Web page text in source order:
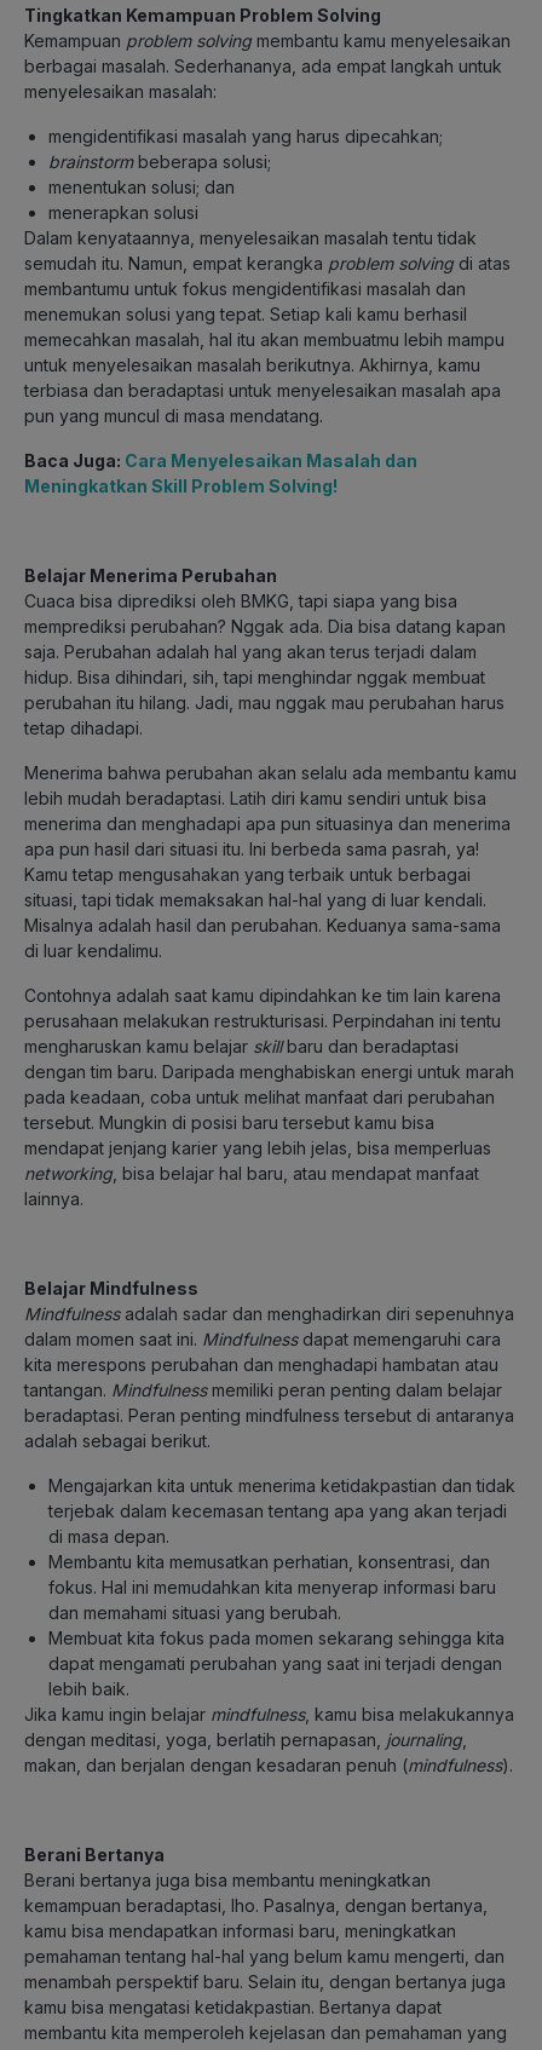
Tingkatkan Kemampuan Problem Solving
Kemampuan problem solving membantu kamu menyelesaikan
berbagai masalah. Sederhananya, ada empat langkah untuk
menyelesaikan masalah:
mengidentifikasi masalah yang harus dipecahkan;
brainstormbeberapa solusi;
menentukan solusi; dan
menerapkan solusi
Dalam kenyataannya, menyelesaikan masalah tentu tidak
semudah itu. Namun, empat kerangka problem solving di atas
membantumu untuk fokus mengidentifikasi masalah dan
menemukan solusi yang tepat. Setiap kali kamu berhasil
memecahkan masalah, hal itu akan membuatmu lebih mampu
untuk menyelesaikan masalah berikutnya. Akhirnya, kamu
terbiasa dan beradaptasi untuk menyelesaikan masalah apa
pun yang muncul di masa mendatang.
Baca Juga: Cara Menyelesaikan Masalah dan
Meningkatkan Skill Problem Solving!
Belajar Menerima Perubahan
Cuaca bisa diprediksi oleh BMKG, tapi siapa yang bisa
memprediksi perubahan? Nggak ada. Dia bisa datang kapan
saja. Perubahan adalah hal yang akan terus terjadi dalam
hidup. Bisa dihindari, sih, tapi menghindar nggak membuat
perubahan itu hilang. Jadi, mau nggak mau perubahan harus
tetap dihadapi.
Menerima bahwa perubahan akan selalu ada membantu kamu
lebih mudah beradaptasi. Latih diri kamu sendiri untuk bisa
menerima dan menghadapi apa pun situasinya dan menerima
apa pun hasil dari situasi itu. Ini berbeda sama pasrah, ya!
Kamu tetap mengusahakan yang terbaik untuk berbagai
situasi, tapi tidak memaksakan hal-hal yang di luar kendali.
Misalnya adalah hasil dan perubahan. Keduanya sama-sama
di luar kendalimu.
Contohnya adalah saat kamu dipindahkan ke tim lain karena
perusahaan melakukan restrukturisasi. Perpindahan ini tentu
mengharuskan kamu belajar skillbaru dan beradaptasi
dengan tim baru. Daripada menghabiskan energi untuk marah
pada keadaan, coba untuk melihat manfaat dari perubahan
tersebut. Mungkin di posisi baru tersebut kamu bisa
mendapat jenjang karier yang lebih jelas, bisa memperluas
networking , bisa belajar hal baru, atau mendapat manfaat
lainnya.
Belajar Mindfulness
Mindfulnessadalah sadar dan menghadirkan diri sepenuhnya
dalam momen saat ini. Mindfulnessdapat memengaruhi cara
kita merespons perubahan dan menghadapi hambatan atau
tantangan. Mindfulnessmemiliki peran penting dalam belajar
beradaptasi. Peran penting mindfulness tersebut di antaranya
adalah sebagai berikut.
Mengajarkan kita untuk menerima ketidakpastian dan tidak
terjebak dalam kecemasan tentang apa yang akan terjadi
di masa depan.
Membantu kita memusatkan perhatian, konsentrasi, dan
fokus. Hal ini memudahkan kita menyerap informasi baru
dan memahami situasi yang berubah.
Membuat kita fokus pada momen sekarang sehingga kita
dapat mengamati perubahan yang saat ini terjadi dengan
lebih baik.
Jika kamu ingin belajar mindfulness, kamu bisa melakukannya
dengan meditasi, yoga, berlatih pernapasan, journaling
makan, dan berjalan dengan kesadaran penuh (mindfulness).
Berani Bertanya
Berani bertanya juga bisa membantu meningkatkan
kemampuan beradaptasi, lho. Pasalnya, dengan bertanya,
kamu bisa mendapatkan informasi baru, meningkatkan
pemahaman tentang hal-hal yang belum kamu mengerti, dan
menambah perspektif baru. Selain itu, dengan bertanya juga
kamu bisa mengatasi ketidakpastian. Bertanya dapat
membantu kita memperoleh kejelasan dan pemahaman yang